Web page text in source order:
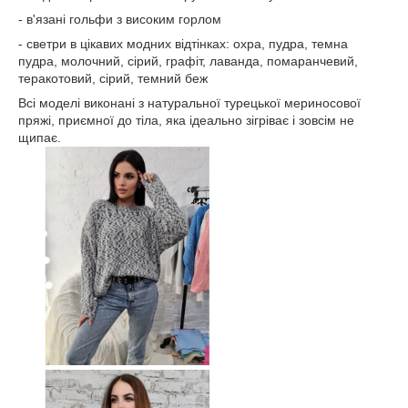
- в'язані гольфи з високим горлом
- светри в цікавих модних відтінках: охра, пудра, темна
пудра, молочний, сірий, графіт, лаванда, помаранчевий,
теракотовий, сірий, темний беж
Всі моделі виконані з натуральної турецької мериносової
пряжі, приємної до тіла, яка ідеально зігріває і зовсім не
щипає.